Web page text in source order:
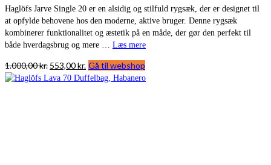
Haglöfs Jarve Single 20 er en alsidig og stilfuld rygsæk, der er designet til
at opfylde behovene hos den moderne, aktive bruger. Denne rygsæk
kombinerer funktionalitet og æstetik på en måde, der gør den perfekt til
både hverdagsbrug og mere … Læs mere
1.000,00kr. Den
oprindelige
553,00kr. Den
aktuelle
Gå til webshop